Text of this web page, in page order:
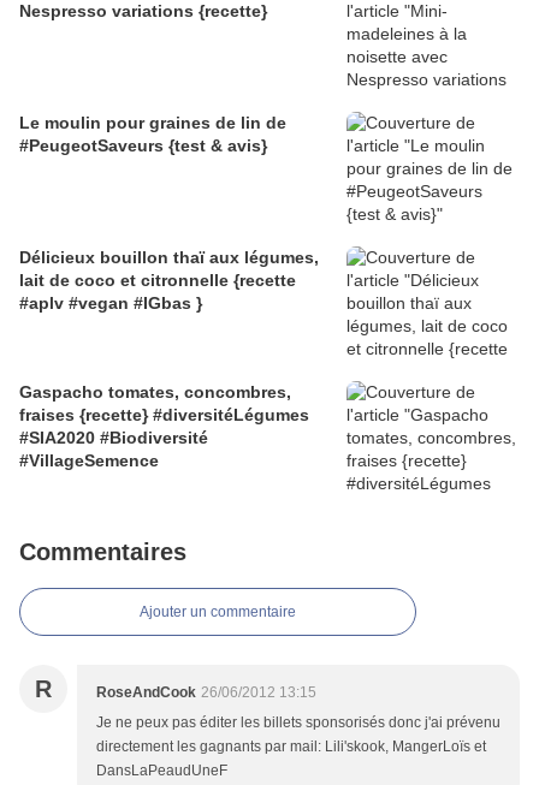
Nespresso variations {recette}
Le moulin pour graines de lin de
#PeugeotSaveurs {test & avis}
Délicieux bouillon thaï aux légumes,
lait de coco et citronnelle {recette
#aplv #vegan #IGbas }
Gaspacho tomates, concombres,
fraises {recette} #diversitéLégumes
#SIA2020 #Biodiversité
#VillageSemence
Commentaires
Ajouter un commentaire
R RoseAndCook 26/06/2012 13:15
Je ne peux pas éditer les billets sponsorisés donc j'ai prévenu
directement les gagnants par mail: Lili'skook, MangerLoïs et
DansLaPeaudUneF